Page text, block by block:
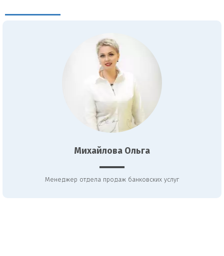
Михайлова Ольга
Менеджер отдела продаж банковских услуг